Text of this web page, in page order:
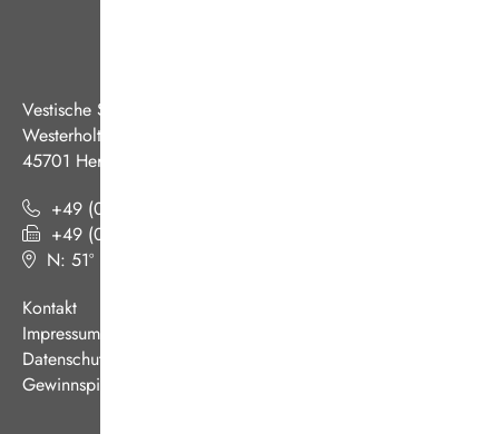
Vestische Straßenbahnen GmbH
Westerholter Straße 550
45701 Herten
+49 (0) 2366 186 - 0
+49 (0) 2366 186 - 444
N: 51º 36’ 38“ E: 07º 08’ 07“
Kontakt
Impressum
Datenschutz
Gewinnspiel AGB